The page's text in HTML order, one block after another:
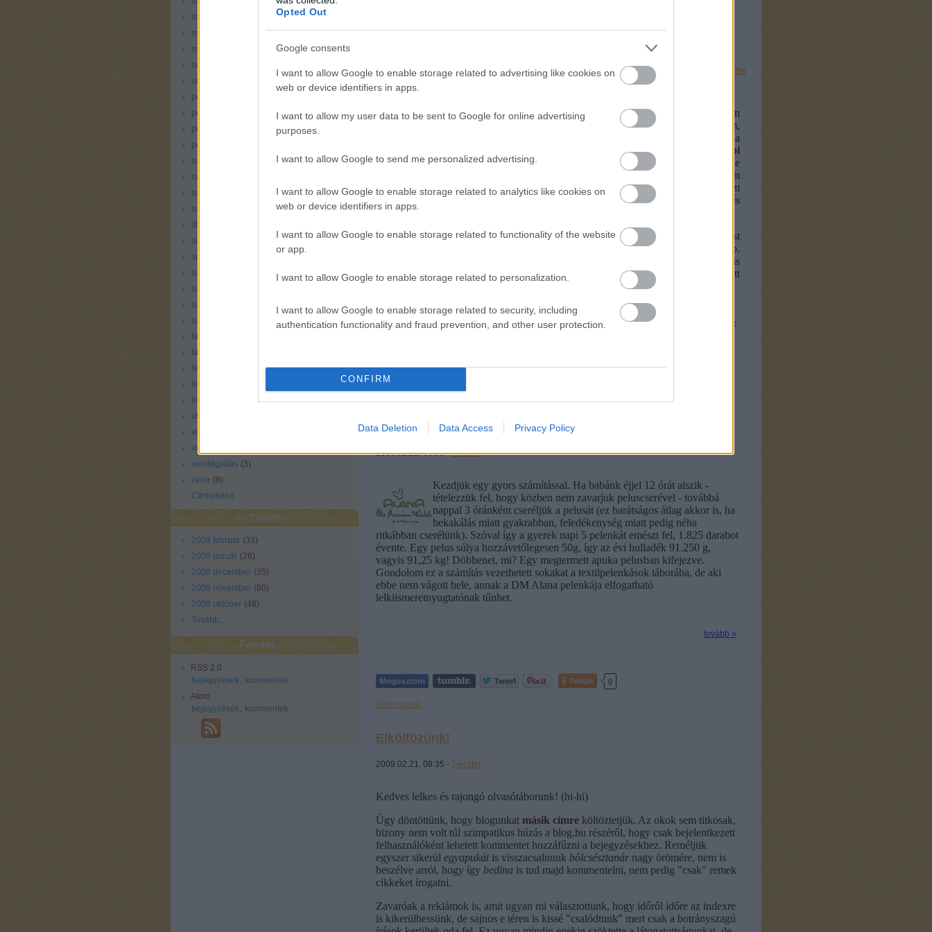
Opted Out
Google consents
I want to allow Google to enable storage related to advertising like cookies on
web or device identifiers in apps.
I want to allow my user data to be sent to Google for online advertising
purposes.
I want to allow Google to send me personalized advertising.
I want to allow Google to enable storage related to analytics like cookies on
web or device identifiers in apps.
I want to allow Google to enable storage related to functionality of the website
or app.
I want to allow Google to enable storage related to personalization.
I want to allow Google to enable storage related to security, including
authentication functionality and fraud prevention, and other user protection.
CONFIRM
Data Deletion Data Access Privacy Policy
little tikes
magazin
még vállalható
nem rossz
oltás
peg perego
pelenkateszt
plaskool
puffog
reer
ringató
ruha
sassy
shopping
simba
sport
szállás
szoptatás
szórakozás
szülés
tallózó
tanulás
terhesség
tiny love
tisztálkodás
úton
vélemény
vendég
vendéglátás (3)
zene (8)
Címkefelhő
Archívum
2009 február (33)
2009 január (28)
2008 december (35)
2008 november (60)
2008 október (48)
Tovább...
Feedek
RSS 2.0
bejegyzések, kommentek
Atom
bejegyzések, kommentek
Vízesés
Címkék:játék fejlesztő tisztálkodás hellókarácsony még vállalható korosztály 9 hónapos kortól
little
Amióta örömködésbe torkollik minden
fürdőzés, azóta folyamatosan úgy érzem,
hogy fürdőjátékokkal kell elhalmoznom a
kisasszonyt, amint erről
egy korábbi
már megemlékeztem. De
mohóságom nem éri be ennyivel, hanem
időről időre a családtagokat is be kell vonnom
a gyűjtögetésbe, bár igaz, erre nekem is és
Little Tikes csempére erősíthető vízesést
például a sógornőmékhez tojta a Jézuska (kb.
4000 Ft-ért, amúgy), és én is és a poronyt is
marhára megörültünk neki - nekem a játék jött
be, neki a csomagolás.
tovább »
Tetszik 0
Szólj hozzá!
Sajátmárkás teszt: Alana Prémium Öko-pelenka
2009.02.21. 09:00 -T-eszter
Kezdjük egy gyors számítással. Ha babánk éjjel 12 órát alszik -
tételezzük fel, hogy közben nem zavarjuk peluscserével - továbbá
nappal 3 óránként cseréljük a pelusát (ez barátságos átlag akkor is, ha
bekakálás miatt gyakrabban, feledékenység miatt pedig néha
ritkábban cserélünk). Szóval így a gyerek napi 5 pelenkát emészt fel, 1.825 darabot
évente. Egy pelus súlya hozzávetőlegesen 50g, így az évi hulladék 91.250 g,
vagyis 91,25 kg! Döbbenet, mi? Egy megtermett apuka pelusban kifejezve.
Gondolom ez a számítás vezethetett sokakat a textilpelenkások táborába, de aki
ebbe nem vágott bele, annak a DM Alana pelenkája elfogatható
lelkiismeretnyugtatónak tűnhet.
tovább »
Tetszik 0
Szólj hozzá!
Elköltözünk!
2009.02.21. 08:35 - T-eszter
Kedves lelkes és rajongó olvasótáborunk! (hi-hi)
Úgy döntöttünk, hogy blogunkat másik címre költöztetjük. Az okok sem titkosak,
bizony nem volt túl szimpatikus húzás a blog.hu részéről, hogy csak bejelentkezett
felhasználóként lehetett kommentet hozzáfűzni a bejegyzésekhez. Reméljük
egyszer sikerül egyapukát is visszacsalnunk bölcsésztanár nagy örömére, nem is
beszélve arról, hogy így bedina is tud majd kommentelni, nem pedig "csak" remek
cikkeket írogatni.
Zavaróak a reklámok is, amit ugyan mi választottunk, hogy időről időre az indexre
is kikerülhessünk, de sajnos e téren is kissé "csalódtunk" mert csak a botrányszagú